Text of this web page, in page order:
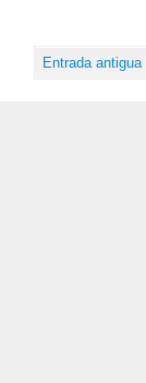
Entrada antigua